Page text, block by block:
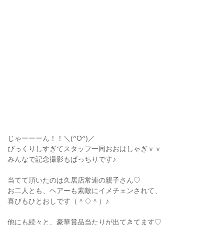
じゃーーーん！！＼(^O^)／
びっくりしすぎてスタッフ一同おおはしゃぎｖｖ
みんなで記念撮影もばっちりです♪
当てて頂いたのは久居店常連の親子さん♡
お二人とも、ヘアーも素敵にイメチェンされて、
喜びもひとおしです（＾◇＾）♪
他にも続々と、豪華賞品当たりが出てきてます♡